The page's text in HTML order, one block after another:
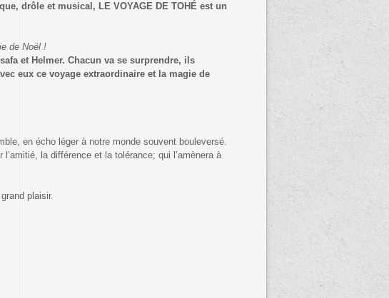
drôle et musical, LE VOYAGE DE TOHÉ est un
de Noël !
et Helmer. Chacun va se surprendre, ils
eux ce voyage extraordinaire et la magie de
en écho léger à notre monde souvent bouleversé.
la différence et la tolérance; qui l’amènera à
plaisir.